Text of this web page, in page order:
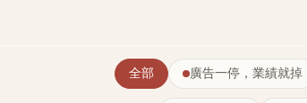
全部 廣告一停，業績就掉